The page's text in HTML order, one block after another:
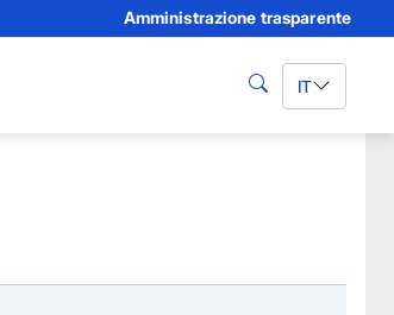
Amministrazione trasparente
cerca IT